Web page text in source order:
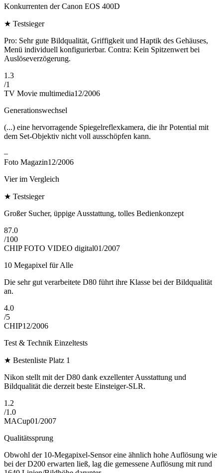
Konkurrenten der Canon EOS 400D
★ Testsieger
Pro: Sehr gute Bildqualität, Griffigkeit und Haptik des Gehäuses,
Menü individuell konfigurierbar. Contra: Kein Spitzenwert bei
Auslöseverzögerung.
1.3
/1
TV Movie multimedia12/2006
Generationswechsel
(...) eine hervorragende Spiegelreflexkamera, die ihr Potential mit
dem Set-Objektiv nicht voll ausschöpfen kann.
–
Foto Magazin12/2006
Vier im Vergleich
★ Testsieger
Großer Sucher, üppige Ausstattung, tolles Bedienkonzept
87.0
/100
CHIP FOTO VIDEO digital01/2007
10 Megapixel für Alle
Die sehr gut verarbeitete D80 führt ihre Klasse bei der Bildqualität
an.
4.0
/5
CHIP12/2006
Test & Technik Einzeltests
★ Bestenliste Platz 1
Nikon stellt mit der D80 dank exzellenter Ausstattung und
Bildqualität die derzeit beste Einsteiger-SLR.
1.2
/1.0
MACup01/2007
Qualitätssprung
Obwohl der 10-Megapixel-Sensor eine ähnlich hohe Auflösung wie
bei der D200 erwarten ließ, lag die gemessene Auflösung mit rund